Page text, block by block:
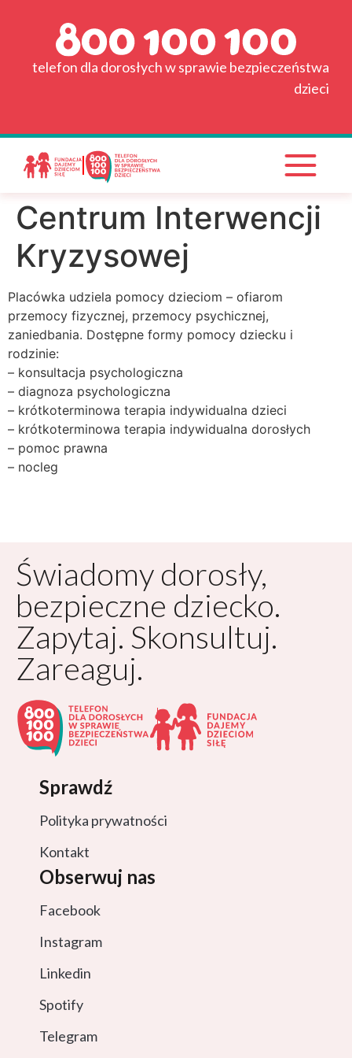
telefon dla dorosłych w sprawie bezpieczeństwa
dzieci
Strona główna
Pytania i odpowiedzi
Materiały do pobrania
Wspieraj nas!
Centrum Interwencji
Kryzysowej
Placówka udziela pomocy dzieciom – ofiarom
przemocy fizycznej, przemocy psychicznej,
zaniedbania. Dostępne formy pomocy dziecku i
rodzinie:
– konsultacja psychologiczna
– diagnoza psychologiczna
– krótkoterminowa terapia indywidualna dzieci
– krótkoterminowa terapia indywidualna dorosłych
– pomoc prawna
– nocleg
Świadomy dorosły,
bezpieczne dziecko.
Zapytaj. Skonsultuj.
Zareaguj.
Sprawdź
Polityka prywatności
Kontakt
Obserwuj nas
Facebook
Instagram
Linkedin
Spotify
Telegram